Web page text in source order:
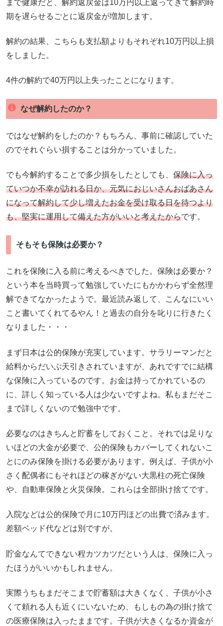
まで健康だと、解約返戻金は10万円以上返ってきて解約時
期を遅らせるごとに返戻金が増加します。
解約の結果、こちらも支払額よりもそれぞれ10万円以上損
をしました。
4件の解約で40万円以上失ったことになります。
なぜ解約したのか？
ではなぜ解約をしたのか？もちろん、事前に確認していた
のでそれぐらい損することは分かっていました。
でも今解約することで多少損をしたとしても、 保険に入っ
ていつか不幸が訪れる日か、元気におじいさんおばあさん
になって解約して少し増えたお金を受け取る日を待つより
も、堅実に運用して備えた方がいいと考えたからです。
そもそも保険は必要か？
これを保険に入る前に考えるべきでした。保険は必要か？
という本を当時買って勉強していたにもかかわらず全然理
解できてなかったようで。最近読み返して、こんなにいい
こと書いてくれてるやん！と過去の自分を叱りに行きたく
なりました・・・
まず日本は公的保険が充実しています。サラリーマンだと
給料からだいぶ天引きされていますが、あれですでに結構
な保険に入っているのです。お金は持ってかれているの
に、詳しく知っている人は少ないですよね。私もまだそこ
まで詳しくないので勉強中です。
必要なのはきちんと貯蓄をしておくこと。それでは足りな
いほどの大金が必要で、公的保険もカバーしてくれないこ
とにのみ保険を掛ける必要があります。例えば、子供が小
さく配偶者にもそれほどの稼ぎがない大黒柱の死亡保険
や、自動車保険と火災保険。これらは全部掛け捨てです。
入院などは公的保険で月に10万円ほどの出費で済みます。
差額ベッド代などは別ですが。
貯金なんてできない程カツカツだという人は、保険に入っ
たほうがいいかもしれません。
実際うちもまだそこまで貯蓄額は大きくなく、子供が小さ
くて頼れる人も近くにいないため、もしもの為の掛け捨て
の医療保険は入ったままです。子供が大きくなるか資金が